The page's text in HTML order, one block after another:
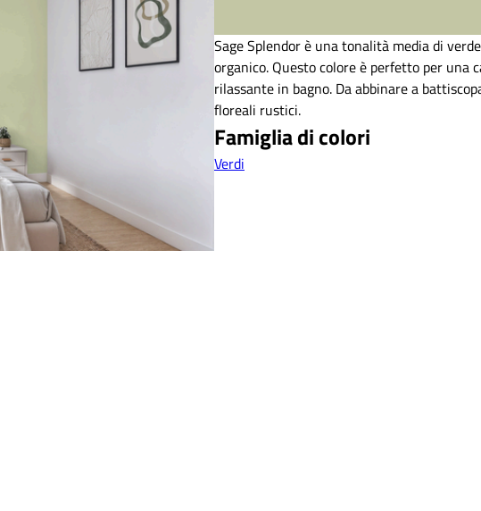
Sage Splendor è una tonalità media di
organico. Questo colore è perfetto per una
rilassante in bagno. Da abbinare a
floreali rustici.
Famiglia di colori
Verdi